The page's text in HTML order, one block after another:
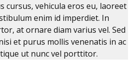
cursus, vehicula eros eu, laoreet
enim id imperdiet. In
at ornare diam varius vel. Sed
et purus mollis venenatis in ac
ut nunc vel porttitor.